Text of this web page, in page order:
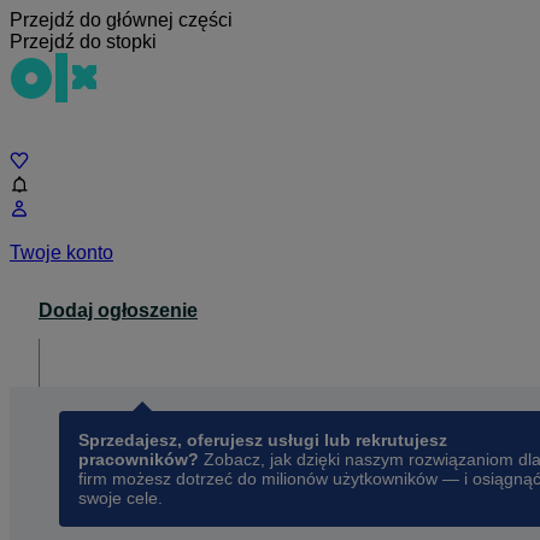
Przejdź do głównej części
Przejdź do stopki
Twoje konto
Dodaj ogłoszenie
Sprzedajesz, oferujesz usługi lub rekrutujesz
pracowników? Zobacz, jak dzięki naszym rozwiązaniom dla
firm możesz dotrzeć do milionów użytkowników — i osiągnąć
swoje cele.